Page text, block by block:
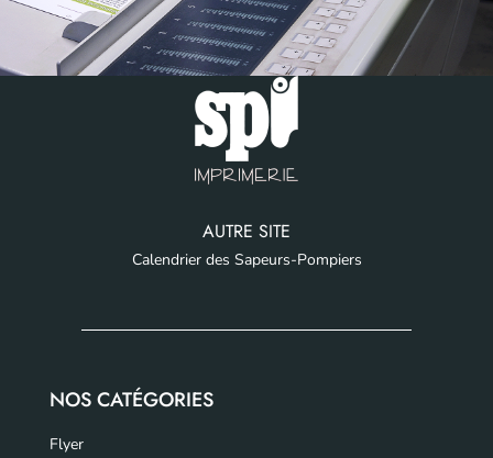
AUTRE SITE
Calendrier des Sapeurs-Pompiers
NOS CATÉGORIES
Flyer